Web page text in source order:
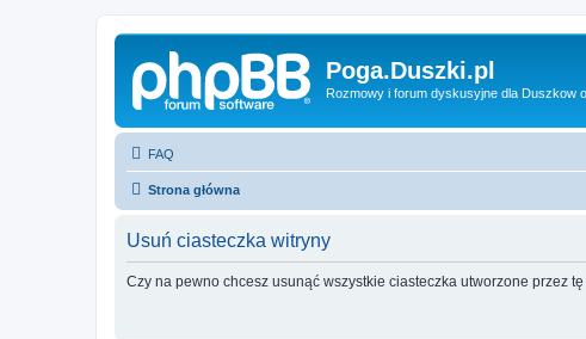
Poga.Duszki.pl
Rozmowy i forum dyskusyjne dla Duszkow
FAQ
Strona główna
Usuń ciasteczka witryny
Czy na pewno chcesz usunąć wszystkie ciasteczka utworzone przez